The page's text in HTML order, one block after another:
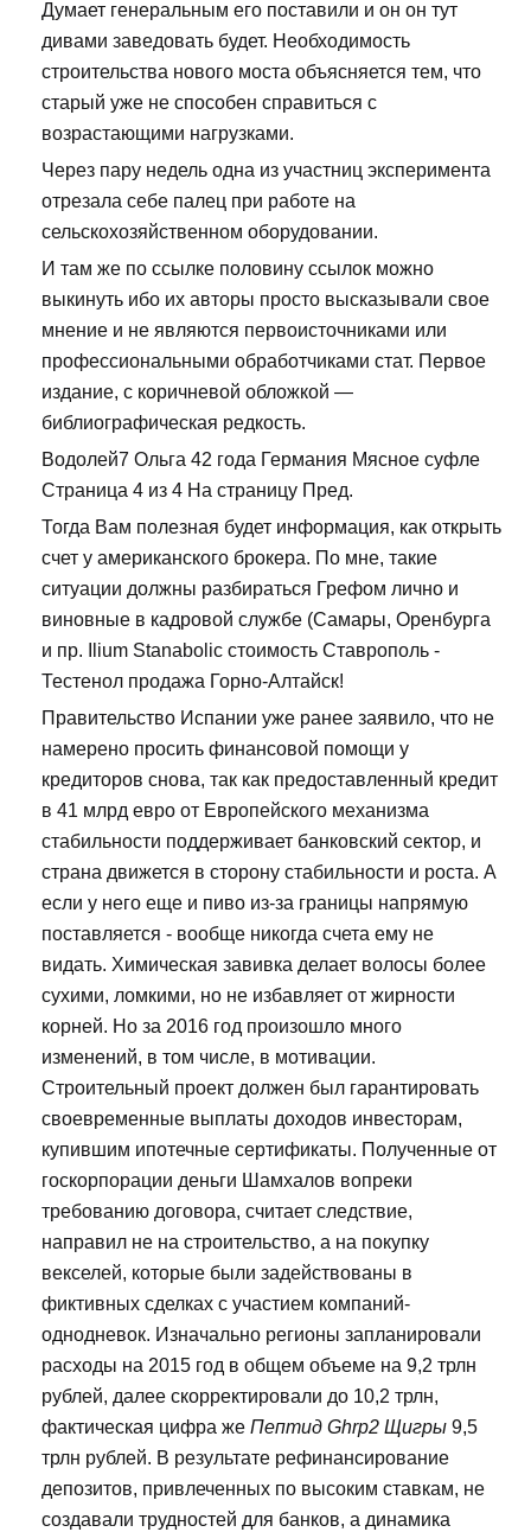
Думает генеральным его поставили и он он тут
дивами заведовать будет. Необходимость
строительства нового моста объясняется тем, что
старый уже не способен справиться с
возрастающими нагрузками.
Через пару недель одна из участниц эксперимента
отрезала себе палец при работе на
сельскохозяйственном оборудовании.
И там же по ссылке половину ссылок можно
выкинуть ибо их авторы просто высказывали свое
мнение и не являются первоисточниками или
профессиональными обработчиками стат. Первое
издание, с коричневой обложкой —
библиографическая редкость.
Водолей7 Ольга 42 года Германия Мясное суфле
Страница 4 из 4 На страницу Пред.
Тогда Вам полезная будет информация, как открыть
счет у американского брокера. По мне, такие
ситуации должны разбираться Грефом лично и
виновные в кадровой службе (Самары, Оренбурга
и пр. Ilium Stanabolic стоимость Ставрополь -
Тестенол продажа Горно-Алтайск!
Правительство Испании уже ранее заявило, что не
намерено просить финансовой помощи у
кредиторов снова, так как предоставленный кредит
в 41 млрд евро от Европейского механизма
стабильности поддерживает банковский сектор, и
страна движется в сторону стабильности и роста. А
если у него еще и пиво из-за границы напрямую
поставляется - вообще никогда счета ему не
видать. Химическая завивка делает волосы более
сухими, ломкими, но не избавляет от жирности
корней. Но за 2016 год произошло много
изменений, в том числе, в мотивации.
Строительный проект должен был гарантировать
своевременные выплаты доходов инвесторам,
купившим ипотечные сертификаты. Полученные от
госкорпорации деньги Шамхалов вопреки
требованию договора, считает следствие,
направил не на строительство, а на покупку
векселей, которые были задействованы в
фиктивных сделках с участием компаний-
однодневок. Изначально регионы запланировали
расходы на 2015 год в общем объеме на 9,2 трлн
рублей, далее скорректировали до 10,2 трлн,
фактическая цифра же Пептид Ghrp2 Щигры 9,5
трлн рублей. В результате рефинансирование
депозитов, привлеченных по высоким ставкам, не
создавали трудностей для банков, а динамика